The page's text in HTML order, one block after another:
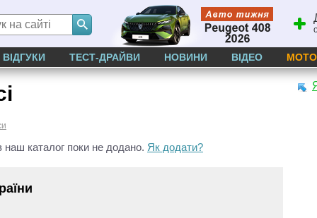
ВІДГУКИ ТЕСТ-ДРАЙВИ НОВИНИ ВІДЕО МОТО
каталог поки не додано. Як додати?